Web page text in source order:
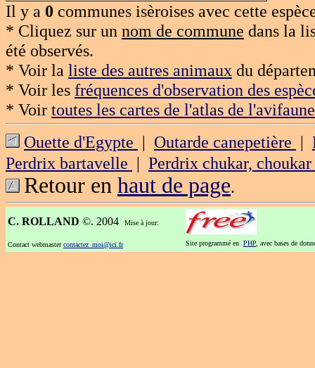
Il y a 0 communes isèroises avec cette
* Cliquez sur un nom de commune dans la
été observés.
* Voir la liste des autres animaux du
* Voir les fréquences d'observation des
* Voir toutes les cartes de l'atlas de l'avifaune
Ouette d'Egypte | Outarde canepetière |
Perdrix bartavelle | Perdrix chukar, choukar
Retour en haut de page.
C. ROLLAND ©. 2004 Mise à jour:
Contact webmastercontactez_moi@ici.fr Site programmé en PHP , avec bases de